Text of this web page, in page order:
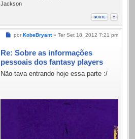
Jackson
Mensagem
por KobeBryant» Ter Set 18, 2012 7:21 pm
Re: Sobre as informações
pessoais dos fantasy players
Não tava entrando hoje essa parte :/